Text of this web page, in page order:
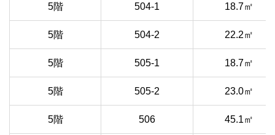
5階 504-1 18.7㎡
5階 504-2 22.2㎡
5階 505-1 18.7㎡
5階 505-2 23.0㎡
5階 506 45.1㎡